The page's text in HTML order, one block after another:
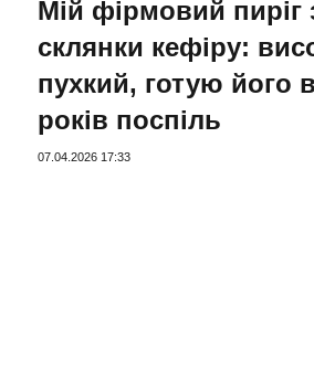
Мій фірмовий пиріг
склянки кефіру:
пухкий, готую його
років поспіль
07.04.2026 17:33